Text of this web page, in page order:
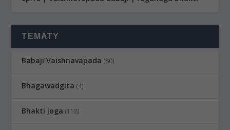
TEMATY
Babaji Vaishnavapada (80)
Bhagawadgita (4)
Bhakti joga (118)